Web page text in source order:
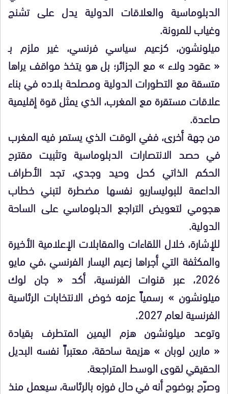
الدبلوماسية والعلاقات الدولية يدل على تشنج
وغياب للمرونة.
ميلونشون، كزعيم سياسي فرنسي، غير ملزم بـ
« عقود ولاء » مع الجزائر؛ بل هو يتخذ مواقف يراها
متسقة مع التطورات الدولية ومصلحة بلاده في بناء
علاقات مستقرة مع المغرب، الذي يمثل قوة إقليمية
صاعدة.
​من جهة أخرى، ففي الوقت الذي يستمر فيه المغرب
في حصد الانتصارات الدبلوماسية وتثبيت مقترح
الحكم الذاتي كحل وحيد وجدي، تجد الأطراف
الداعمة للبوليساريو نفسها مضطرة لتبني خطاب
هجومي لتعويض التراجع الدبلوماسي على الساحة
الدولية.
للإشارة، خلال اللقاءات والمقابلات الإعلامية الأخيرة
والمكثفة التي أجراها زعيم اليسار الفرنسي ،في مايو
2026، عبر قنوات الفرنسية، أكد « جان لوك
ميلونشون » رسمياً عزمه خوض الانتخابات الرئاسية
الفرنسية لعام 2027.
وتوعد ميلونشون هزم اليمين المتطرف بقيادة
« مارين لوبان » هزيمة ساحقة، معتبراً نفسه البديل
الحقيقي لقوى الوسط المتراجعة.
وصرّح بوضوح أنه في حال فوزه بالرئاسة، سيعمل منذ